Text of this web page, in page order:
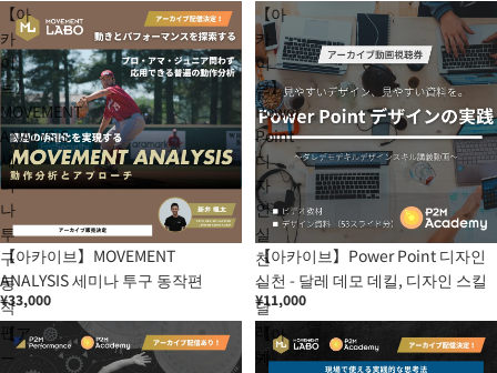
【아
카
이
브】
MOVEMENT
ANALYSIS
세
미
나
투
구
동
작
편
【아카이브】MOVEMENT
ANALYSIS 세미나 투구 동작편
¥33,000
【아
카
이
브】
Power
Point
디
자
인
실
천
-
달
레
데
【아카이브】Power Point 디자인
실천 - 달레 데모 데킬, 디자인 스킬
¥11,000
【ア
ー
【아
카